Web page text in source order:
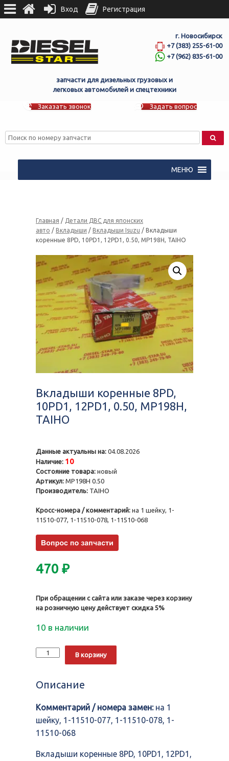
г. Новосибирск
+7 (383) 255-61-00
+7 (962) 835-61-00
запчасти для дизельных грузовых и
легковых автомобилей и спецтехники
Заказать звонок Задать вопрос
МЕНЮ
Главная / Детали ДВС для японских
авто / Вкладыши / Вкладыши Isuzu / Вкладыши
коренные 8PD, 10PD1, 12PD1, 0.50, MP198H, TAIHO
Вкладыши коренные 8PD,
10PD1, 12PD1, 0.50, MP198H,
TAIHO
Данные актуальны на: 04.08.2026
Наличие: 10
Состояние товара: новый
Артикул: MP198H 0.50
Производитель: TAIHO
Кросс-номера / комментарий: на 1 шейку, 1-
11510-077, 1-11510-078, 1-11510-068
470 ₽
При обращении с сайта или заказе через корзину
на розничную цену действует скидка 5%
10 в наличии
Количество
Вкладыши
10PD1,
0.50,
MP198H,
В корзину
Описание
Комментарий / номера замен:на 1
шейку, 1-11510-077, 1-11510-078, 1-
11510-068
Вкладыши коренные 8PD, 10PD1, 12PD1,
Вход Регистрация